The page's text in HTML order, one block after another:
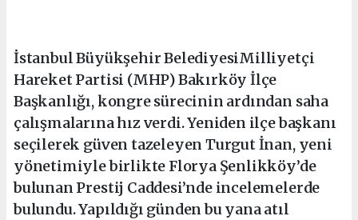
İstanbul Büyükşehir BelediyesiMilliyetçi
Hareket Partisi (MHP) Bakırköy İlçe
Başkanlığı, kongre sürecinin ardından saha
çalışmalarına hız verdi. Yeniden ilçe başkanı
seçilerek güven tazeleyen Turgut İnan, yeni
yönetimiyle birlikte Florya Şenlikköy’de
bulunan Prestij Caddesi’nde incelemelerde
bulundu. Yapıldığı günden bu yana atıl